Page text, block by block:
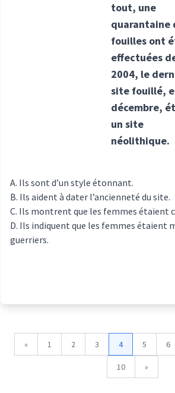
tout, une
quarantaine
fouilles ont
effectuées
2004, le
site fouillé,
décembre,
un site
néolithique.
Ils sont d’un style étonnant.
Ils aident à dater l’ancienneté du site.
Ils montrent que les femmes étaient
Ils indiquent que les femmes étaient
guerriers.
« 1 2 3 4 5 6
10 »